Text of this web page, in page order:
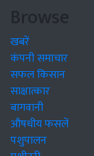
Browse
खबरें
कंपनी समाचार
सफल किसान
साक्षात्कार
बागवानी
औषधीय फसलें
पशुपालन